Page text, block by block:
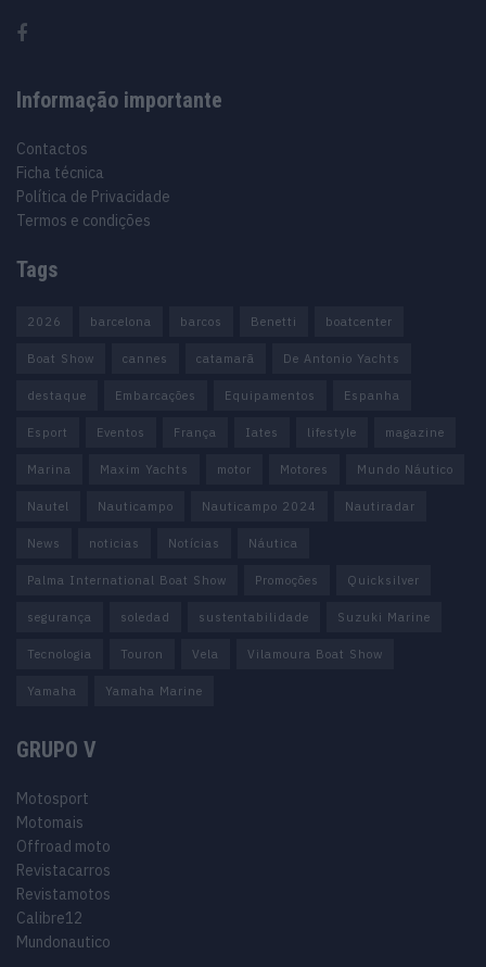
Informação importante
Contactos
Ficha técnica
Política de Privacidade
Termos e condições
Tags
2026 barcelona barcos Benetti boatcenter
Boat Show cannes catamarã De Antonio Yachts
destaque Embarcações Equipamentos Espanha
Esport Eventos França Iates lifestyle magazine
Marina Maxim Yachts motor Motores Mundo Náutico
Nautel Nauticampo Nauticampo 2024 Nautiradar
News noticias Notícias Náutica
Palma International Boat Show Promoções Quicksilver
segurança soledad sustentabilidade Suzuki Marine
Tecnologia Touron Vela Vilamoura Boat Show
Yamaha Yamaha Marine
GRUPO V
Motosport
Motomais
Offroad moto
Revistacarros
Revistamotos
Calibre12
Mundonautico